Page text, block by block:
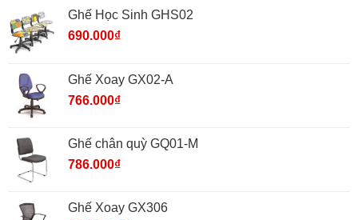
Ghế Học Sinh GHS02
690.000₫
Ghế Xoay GX02-A
766.000₫
Ghế chân quỳ GQ01-M
786.000₫
Ghế Xoay GX306